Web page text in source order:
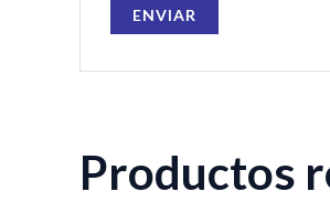
Productos